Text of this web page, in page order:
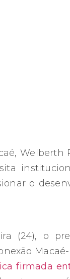
Welberth
o
(24), o
firmada